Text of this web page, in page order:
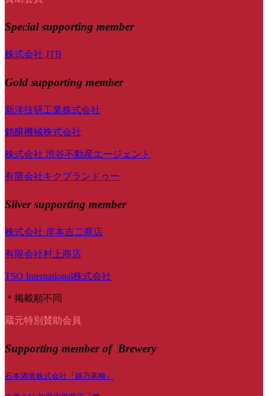
Specialsupporting member
株式会社 JTB
Gold supporting member
新洋技研工業株式会社
銘醸機械株式会社
株式会社 渋谷不動産エージェント
有限会社キクプランドゥー
Silver supporting member
株式会社 岸本吉二商店
有限会社村上商店
TSO International株式会社
＊掲載順不同
蔵元特別賛助会員
Supporting member of Brewery
石本酒造株式会社『越乃寒梅』